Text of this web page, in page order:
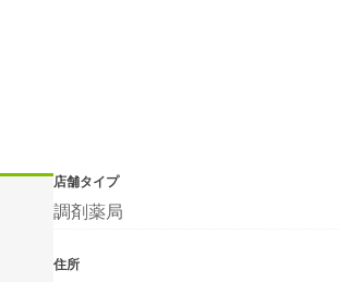
店舗タイプ
調剤薬局
住所